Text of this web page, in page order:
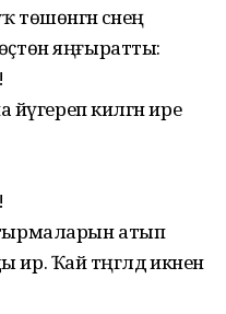
төшөнгән әсәнең
яңғыратты:
килгән ире
тырмаларын атып
Ҡай тәңгәлдә икәнен